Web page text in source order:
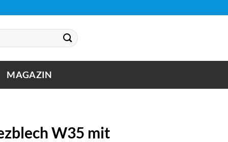
MAGAZIN
W35 mit